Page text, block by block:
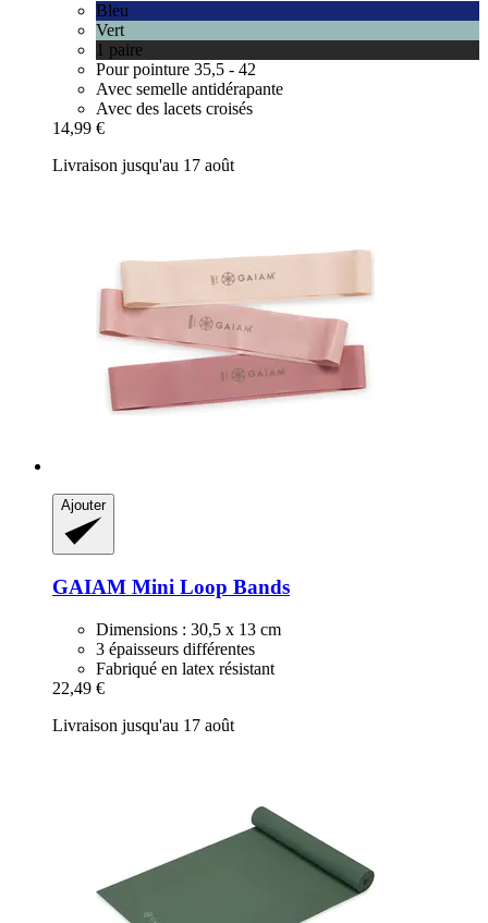
Bleu
Vert
1 paire
Pour pointure 35,5 - 42
Avec semelle antidérapante
Avec des lacets croisés
14,99 €
Livraison jusqu'au 17 août
Ajouter
GAIAM Mini Loop Bands
Dimensions : 30,5 x 13 cm
3 épaisseurs différentes
Fabriqué en latex résistant
22,49 €
Livraison jusqu'au 17 août